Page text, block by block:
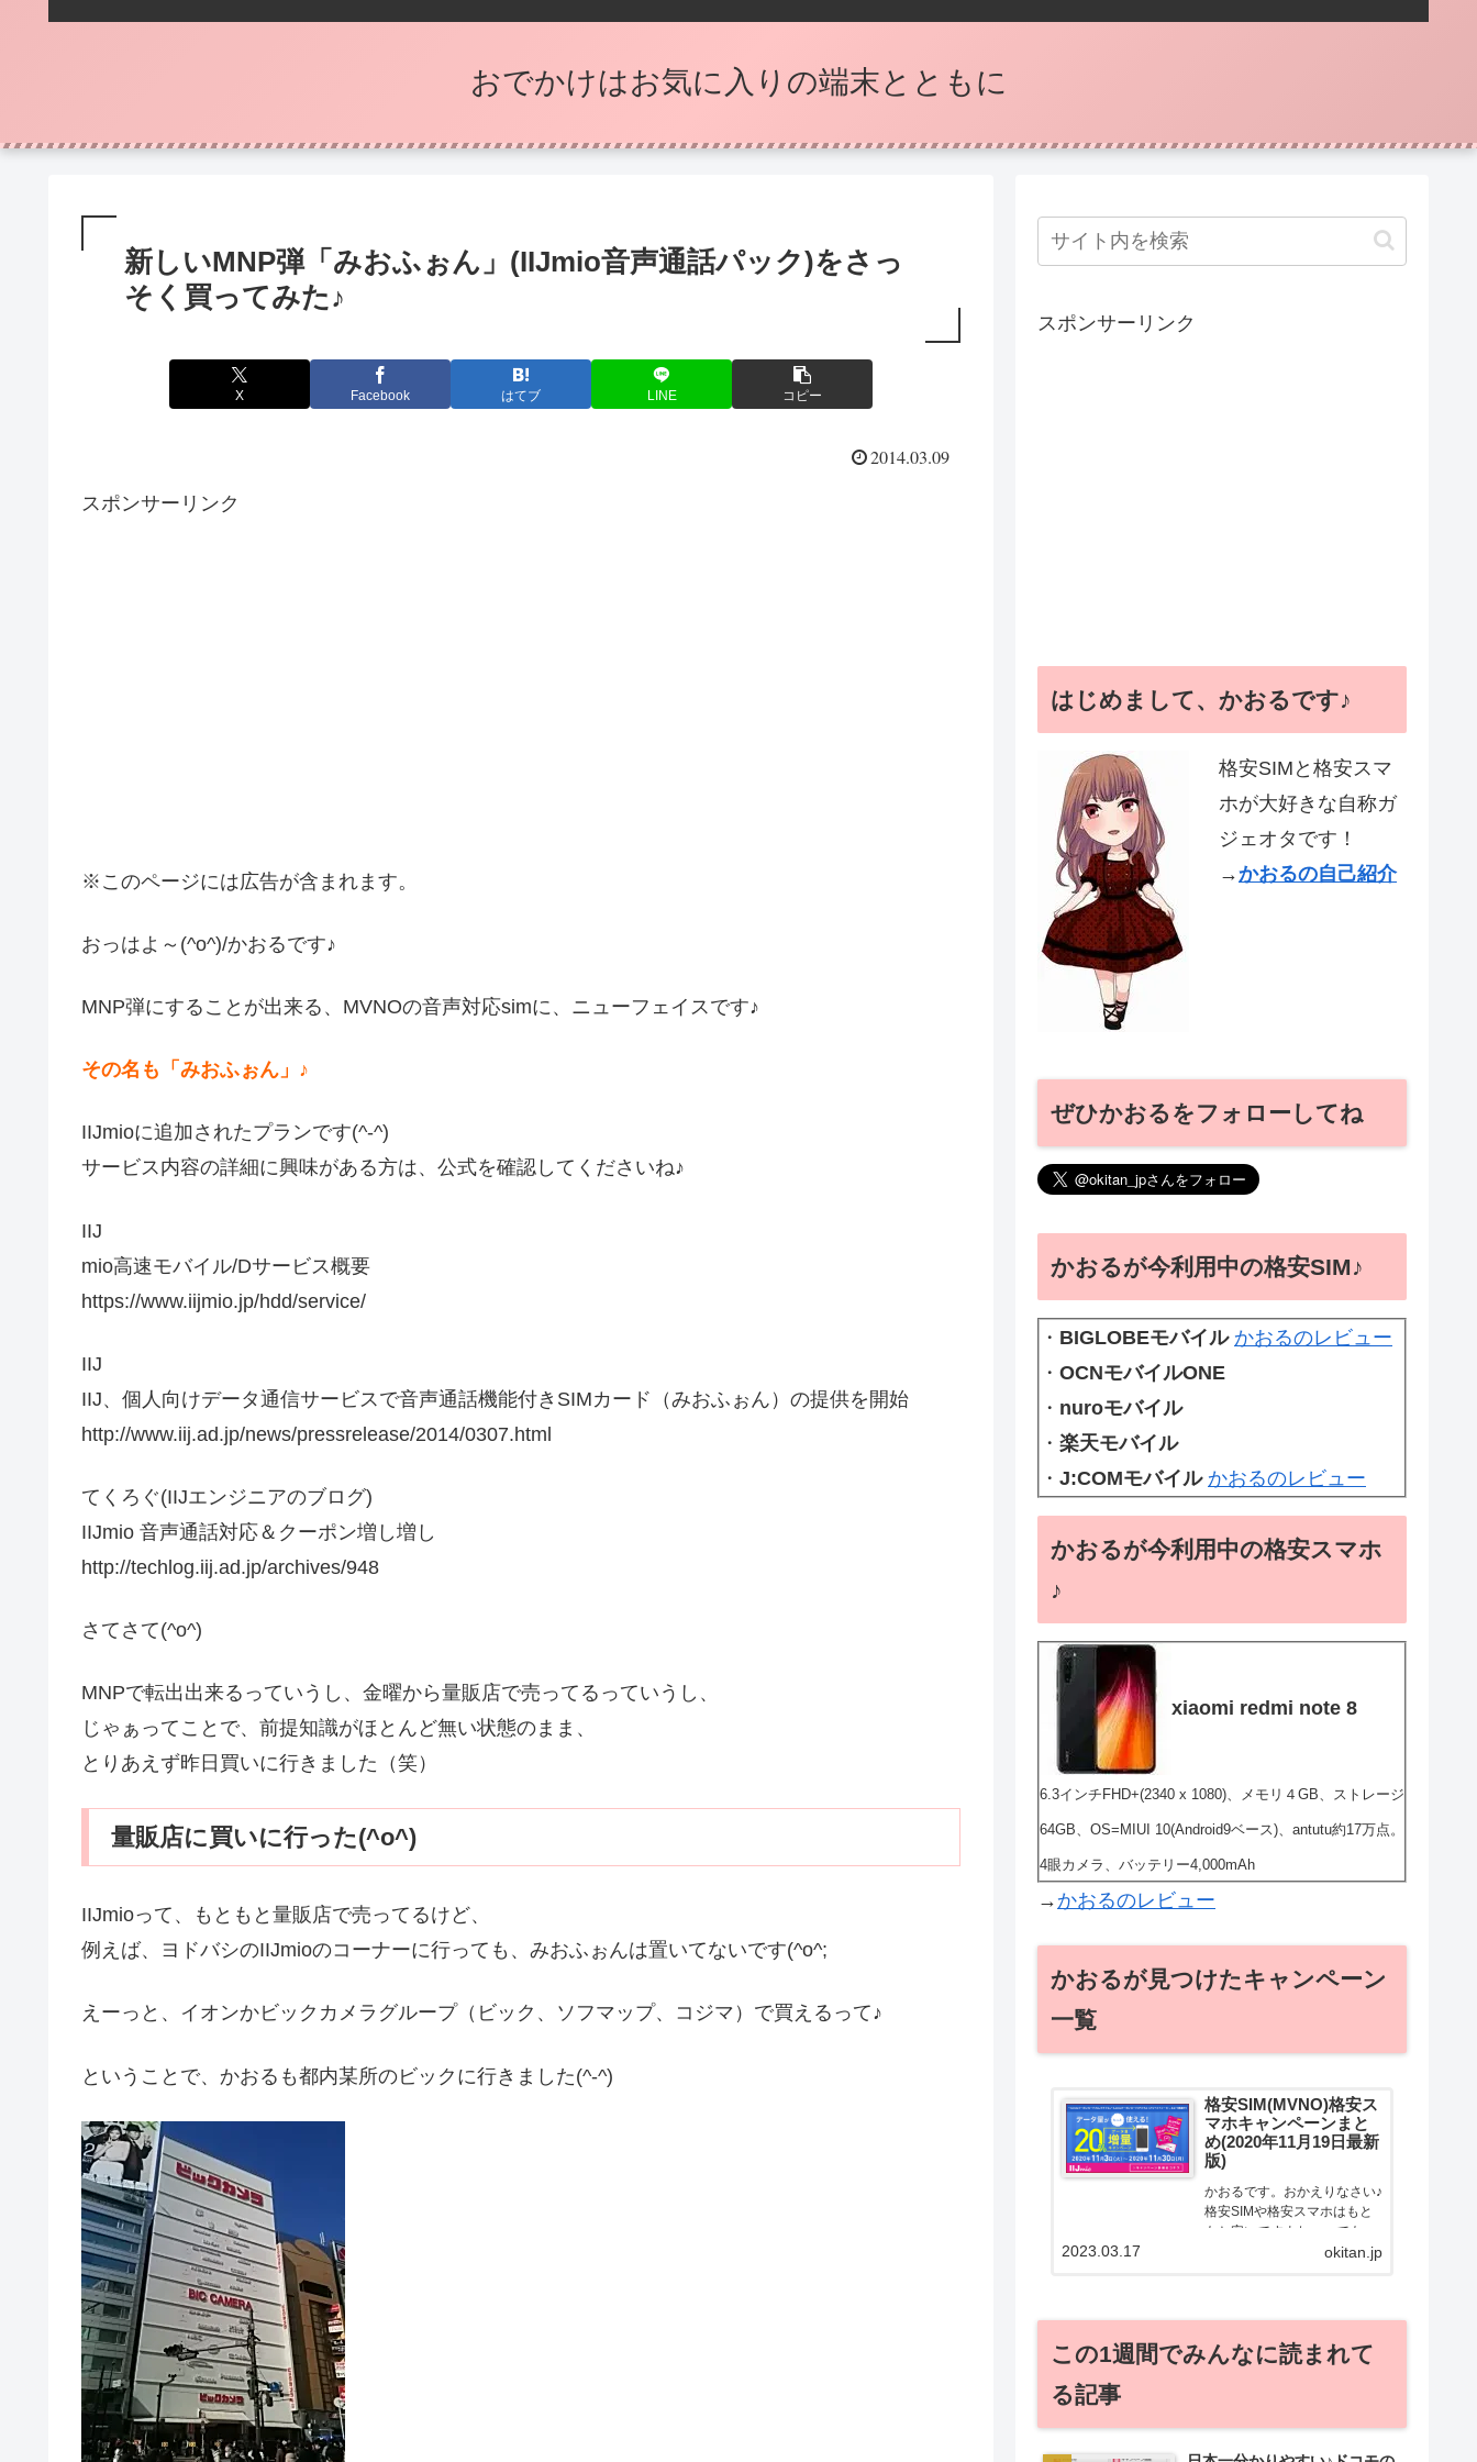
おでかけはお気に入りの端末とともに
新しいMNP弾「みおふぉん」(IIJmio音声通話パック)をさっ
そく買ってみた♪
X Facebook はてブ LINE コピー
2014.03.09
スポンサーリンク
※このページには広告が含まれます。
おっはよ～(^o^)/かおるです♪
MNP弾にすることが出来る、MVNOの音声対応simに、ニューフェイスです♪
その名も「みおふぉん」♪
IIJmioに追加されたプランです(^-^)
サービス内容の詳細に興味がある方は、公式を確認してくださいね♪
IIJ
mio高速モバイル/Dサービス概要
https://www.iijmio.jp/hdd/service/
IIJ
IIJ、個人向けデータ通信サービスで音声通話機能付きSIMカード（みおふぉん）の提供を開始
http://www.iij.ad.jp/news/pressrelease/2014/0307.html
てくろぐ(IIJエンジニアのブログ)
IIJmio 音声通話対応＆クーポン増し増し
http://techlog.iij.ad.jp/archives/948
さてさて(^o^)
MNPで転出出来るっていうし、金曜から量販店で売ってるっていうし、
じゃぁってことで、前提知識がほとんど無い状態のまま、
とりあえず昨日買いに行きました（笑）
量販店に買いに行った(^o^)
IIJmioって、もともと量販店で売ってるけど、
例えば、ヨドバシのIIJmioのコーナーに行っても、みおふぉんは置いてないです(^o^;
えーっと、イオンかビックカメラグループ（ビック、ソフマップ、コジマ）で買えるって♪
ということで、かおるも都内某所のビックに行きました(^-^)
スポンサーリンク
はじめまして、かおるです♪
格安SIMと格安スマ
ホが大好きな自称ガ
ジェオタです！
→かおるの自己紹介
ぜひかおるをフォローしてね
かおるが今利用中の格安SIM♪
・ BIGLOBEモバイル かおるのレビュー
・ OCNモバイルONE
・ nuroモバイル
・ 楽天モバイル
・ J:COMモバイル かおるのレビュー
かおるが今利用中の格安スマホ
♪
xiaomi redmi note 8
6.3インチFHD+(2340 x 1080)、メモリ４GB、ストレージ
64GB、OS=MIUI 10(Android9ベース)、antutu約17万点。
4眼カメラ、バッテリー4,000mAh
→かおるのレビュー
かおるが見つけたキャンペーン
一覧
格安SIM(MVNO)格安ス
マホキャンペーンまと
め(2020年11月19日最新
版)
かおるです。おかえりなさい♪
格安SIMや格安スマホはもと
もと安いですよねー。でも！
どうせ契約するなら安くお得
かおるが調べた案件をこっ
そ...
okitan.jp
2023.03.17
この1週間でみんなに読まれて
る記事